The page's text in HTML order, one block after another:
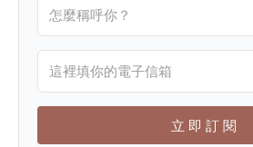
立 即 訂 閱